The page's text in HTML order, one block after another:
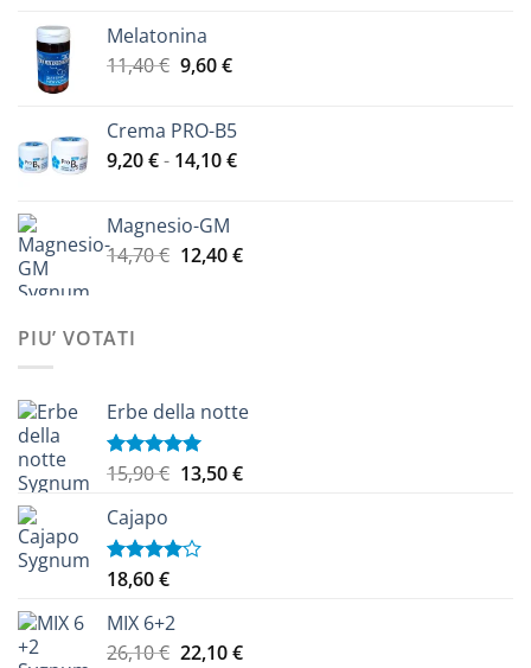
era:
20,60 €.
Melatonina
11,40€ Il
era:
11,40 €.
9,60€Il
è:
9,60 €.
Crema PRO-B5
9,20€- 14,10€Fascia
9,20 €
Magnesio-GM
14,70€ Il
12,40€Il
PIU’ VOTATI
Erbe della notte
Valutato
15,90€ Il
era:
13,50€Il
Cajapo
Valutato
5
18,60€
MIX 6+2
26,10€ Il
22,10€Il